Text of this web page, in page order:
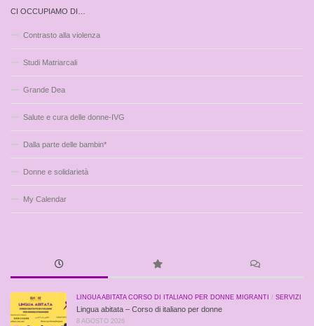
CI OCCUPIAMO DI…
Contrasto alla violenza
Studi Matriarcali
Grande Dea
Salute e cura delle donne-IVG
Dalla parte delle bambin*
Donne e solidarietà
My Calendar
LINGUA ABITATA CORSO DI ITALIANO PER DONNE MIGRANTI / SERVIZI
Lingua abitata – Corso di italiano per donne
8 AGOSTO 2026